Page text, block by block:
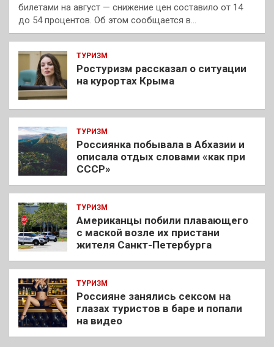
билетами на август — снижение цен составило от 14
до 54 процентов. Об этом сообщается в…
ТУРИЗМ
Ростуризм рассказал о ситуации
на курортах Крыма
ТУРИЗМ
Россиянка побывала в Абхазии и
описала отдых словами «как при
СССР»
ТУРИЗМ
Американцы побили плавающего
с маской возле их пристани
жителя Санкт-Петербурга
ТУРИЗМ
Россияне занялись сексом на
глазах туристов в баре и попали
на видео